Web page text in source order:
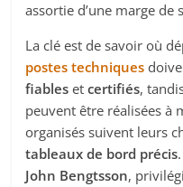
assortie d’une marge de
La clé est de savoir où
postes techniques
fiables etcertifiés,
peuvent être réalisées à
organisés suivent leurs
tableaux de bord précis
John Bengtsson,